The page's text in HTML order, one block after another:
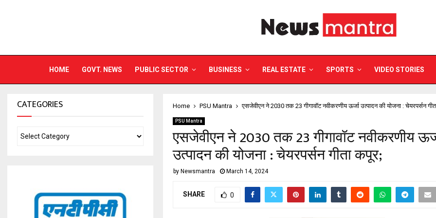
HOME GOVT. NEWS PUBLIC SECTOR BUSINESS REAL ESTATE SPORTS VIDEO STORIES
Home PSU Mantra एसजेवीएन ने 2030 तक 23 गीगावॉट नवीकरणीय ऊर्जा उत्पादन की योजना : चेयरपर्सन
PSU Mantra
एसजेवीएन ने 2030 तक 23 गीगावॉट नवीकरणीय
उत्पादन की योजना : चेयरपर्सन गीता कपूर;
by Newsmantra March 14, 2024
SHARE 0
CATEGORIES